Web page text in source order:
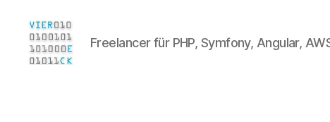
Freelancer für PHP, Symfony, Angular,